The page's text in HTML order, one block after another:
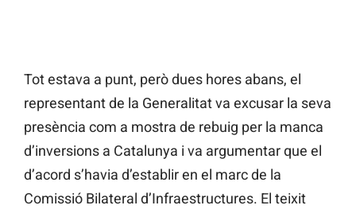
Tot estava a punt, però dues hores abans, el
representant de la Generalitat va excusar la seva
presència com a mostra de rebuig per la manca
d’inversions a Catalunya i va argumentar que el
d’acord s’havia d’establir en el marc de la
Comissió Bilateral d’Infraestructures. El teixit